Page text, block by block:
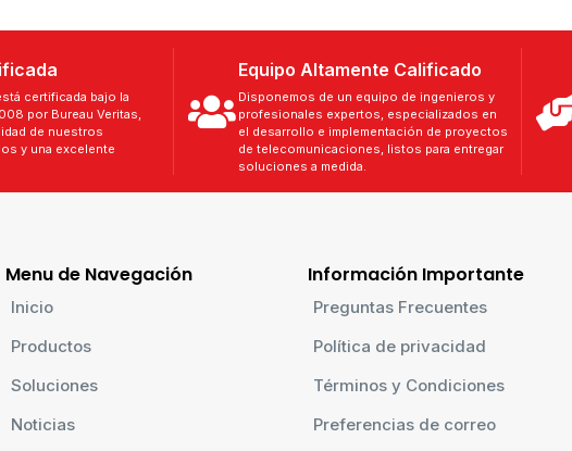
certificada bajo la
por Bureau Veritas,
de nuestros
y una excelente
Equipo Altamente Calificado
Disponemos de un equipo de ingenieros y
profesionales expertos, especializados en
el desarrollo e implementación de proyectos
de telecomunicaciones, listos para entregar
soluciones a medida.
Menu de Navegación
Inicio
Productos
Soluciones
Noticias
Información Importante
Preguntas Frecuentes
Política de privacidad
Términos y Condiciones
Preferencias de correo